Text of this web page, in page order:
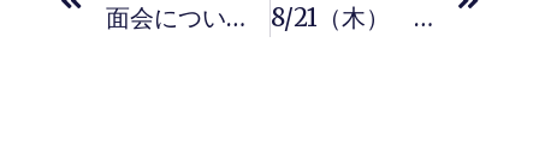
面会について（令和8年5月〜変更） 8/21（木） ２階フロア花火大会 開催のお知らせ